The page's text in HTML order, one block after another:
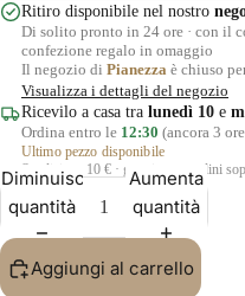
Ritiro disponibile nel nostro
Di solito pronto in 24 ore · con il
confezione regalo in omaggio
Il negozio di Pianezza è chiuso
Visualizza i dettagli del negozio
Ricevilo a casa tra lunedì 10 e
Ordina entro le 12:30 (ancora 3
Ultimo pezzo disponibile
Spedizione 10 € · gratuita per ordini
Diminuisci
quantità
Aumenta
quantità
Aggiungi al carrello